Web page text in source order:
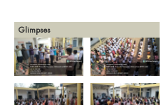
Glimpses